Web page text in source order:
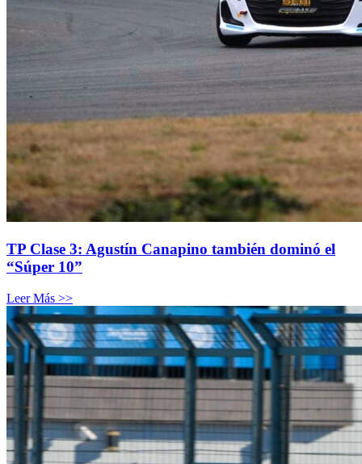
TP Clase 3: Agustín Canapino también dominó el
“Súper 10”
Leer Más >>